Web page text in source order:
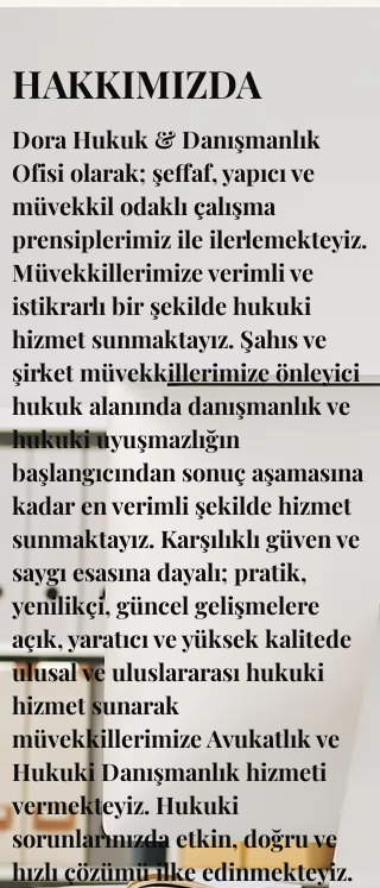
HAKKIMIZDA
Dora Hukuk & Danışmanlık
Ofisi olarak; şeffaf, yapıcı ve
müvekkil odaklı çalışma
prensiplerimiz ile ilerlemekteyiz.
Müvekkillerimize verimli ve
istikrarlı bir şekilde hukuki
hizmet sunmaktayız. Şahıs ve
şirket müvekkillerimize önleyici
hukuk alanında danışmanlık ve
hukuki uyuşmazlığın
başlangıcından sonuç aşamasına
kadar en verimli şekilde hizmet
sunmaktayız. Karşılıklı güven ve
saygı esasına dayalı; pratik,
yenilikçi, güncel gelişmelere
açık, yaratıcı ve yüksek kalitede
ulusal ve uluslararası hukuki
hizmet sunarak
müvekkillerimize Avukatlık ve
Hukuki Danışmanlık hizmeti
vermekteyiz. Hukuki
sorunlarınızda etkin, doğru ve
hızlı çözümü ilke edinmekteyiz.